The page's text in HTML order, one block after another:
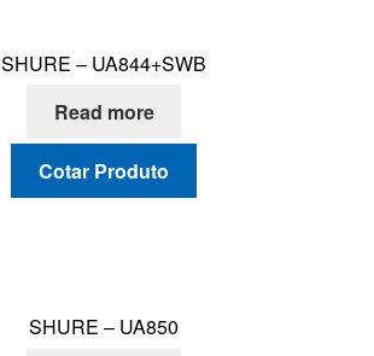
SHURE – UA844+SWB
Read more
Cotar Produto
SHURE – UA850